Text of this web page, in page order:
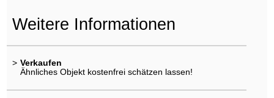
Weitere Informationen
> Verkaufen
Ähnliches Objekt kostenfrei schätzen lassen!